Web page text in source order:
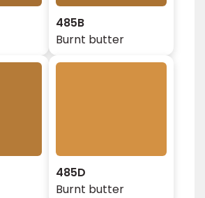
485B
Burnt butter
485D
Burnt butter